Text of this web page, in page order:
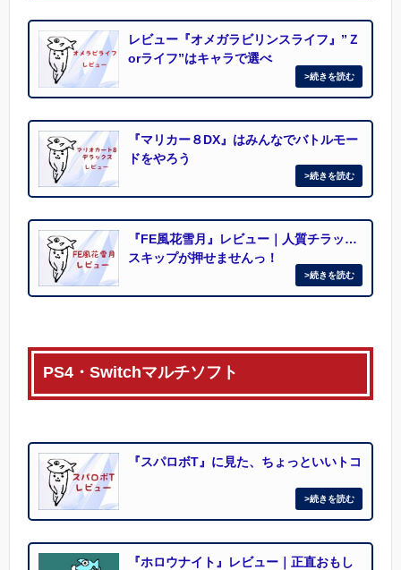
レビュー『オメガラビリンスライフ』”Ｚ
orライフ”はキャラで選べ
『マリカー８DX』はみんなでバトルモー
ドをやろう
『FE風花雪月』レビュー｜人質チラッ…
スキップが押せませんっ！
PS4・Switchマルチソフト
『スパロボT』に見た、ちょっといいトコ
『ホロウナイト』レビュー｜正直おもし